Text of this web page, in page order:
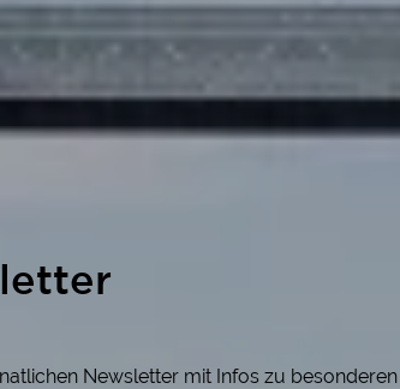
Newsletter mit Infos zu